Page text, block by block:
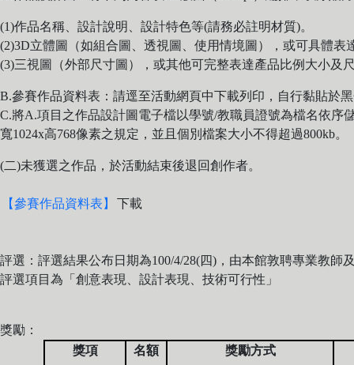
(1)作品名稱、設計說明、設計特色等(請務必註明材質)。
(2)3D立體圖（如組合圖、透視圖、使用情境圖），或可具體表
(3)三視圖（外部尺寸圖），或其他可完整表達產品比例大小及
B.參賽作品資料表：請逕至活動網頁中下載列印，自行黏貼於
C.將A.項目之作品設計圖電子檔以學號/教職員證號為檔名依序
寬1024x高768像素之規定，並且個別檔案大小不得超過800kb。
(二)未獲選之作品，於活動結束後退回創作者。
【參賽作品資料表】 下載
評選：評選結果公布日期為100/4/28(四)，由本館敦聘專業教
評選項目為「創意表現、設計表現、技術可行性」
獎勵：
獎項
名額 獎勵方式